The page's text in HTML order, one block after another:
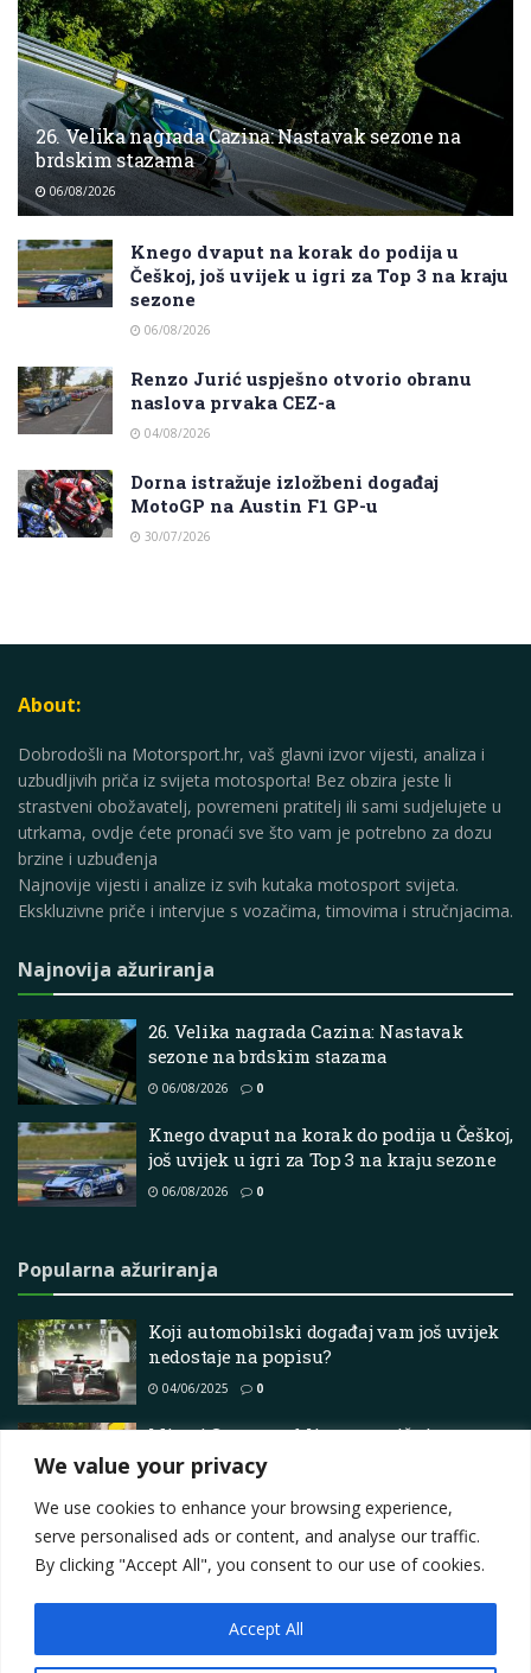
We value your privacy
We use cookies to enhance your browsing experience,
serve personalised ads or content, and analyse our traffic.
By clicking "Accept All", you consent to our use of cookies.
Accept All
26. Velika nagrada Cazina: Nastavak sezone na
brdskim stazama
06/08/2026
Knego dvaput na korak do podija u
Češkoj, još uvijek u igri za Top 3 na kraju
sezone
06/08/2026
Renzo Jurić uspješno otvorio obranu
naslova prvaka CEZ-a
04/08/2026
Dorna istražuje izložbeni događaj
MotoGP na Austin F1 GP-u
30/07/2026
About:
Dobrodošli na Motorsport.hr, vaš glavni izvor vijesti, analiza i
uzbudljivih priča iz svijeta motosporta! Bez obzira jeste li
strastveni obožavatelj, povremeni pratitelj ili sami sudjelujete u
utrkama, ovdje ćete pronaći sve što vam je potrebno za dozu
brzine i uzbuđenja
Najnovije vijesti i analize iz svih kutaka motosport svijeta.
Ekskluzivne priče i intervjue s vozačima, timovima i stručnjacima.
Najnovija ažuriranja
26. Velika nagrada Cazina: Nastavak
sezone na brdskim stazama
06/08/2026 0
Knego dvaput na korak do podija u Češkoj,
još uvijek u igri za Top 3 na kraju sezone
06/08/2026 0
Popularna ažuriranja
Koji automobilski događaj vam još uvijek
nedostaje na popisu?
04/06/2025 0
Miami Concours blista egzotičnim
automobilima i luksuznim stilom života
Contact
Privacy Policy
Terms Marketing i oglašavanje